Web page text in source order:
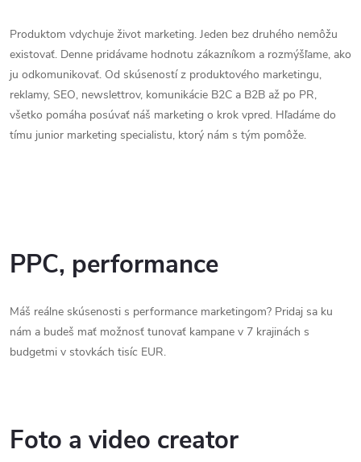
Produktom vdychuje život marketing. Jeden bez druhého nemôžu
existovať. Denne pridávame hodnotu zákazníkom a rozmýšľame, ako
ju odkomunikovať. Od skúseností z produktového marketingu,
reklamy, SEO, newslettrov, komunikácie B2C a B2B až po PR,
všetko pomáha posúvať náš marketing o krok vpred. Hľadáme do
tímu junior marketing specialistu, ktorý nám s tým pomôže.
PPC, performance
Máš reálne skúsenosti s performance marketingom? Pridaj sa ku
nám a budeš mať možnosť tunovať kampane v 7 krajinách s
budgetmi v stovkách tisíc EUR.
Foto a video creator